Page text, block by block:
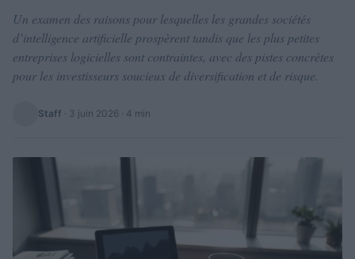
Un examen des raisons pour lesquelles les grandes sociétés
d’intelligence artificielle prospèrent tandis que les plus petites
entreprises logicielles sont contraintes, avec des pistes concrètes
pour les investisseurs soucieux de diversification et de risque.
Staff · 3 juin 2026 · 4 min